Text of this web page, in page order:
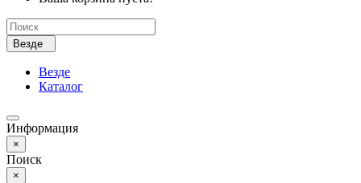
Везде
Везде
Каталог
Информация
×
Поиск
×